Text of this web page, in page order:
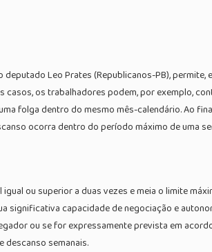
Leo Prates (Republicanos-PB), permite,
os trabalhadores podem, por exemplo,
folga dentro do mesmo mês-calendário. Ao
ocorra dentro do período máximo de uma
ou superior a duas vezes e meia o limite
significativa capacidade de negociação e
ou se for expressamente prevista em
descanso semanais.